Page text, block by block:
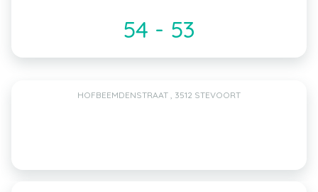
54 - 53
HOFBEEMDENSTRAAT , 3512 STEVOORT